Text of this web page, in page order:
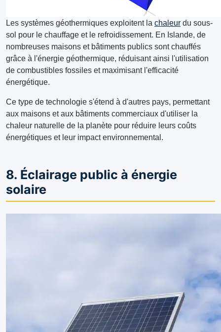
Les systèmes géothermiques exploitent la chaleur du sous-
sol pour le chauffage et le refroidissement. En Islande, de
nombreuses maisons et bâtiments publics sont chauffés
grâce à l'énergie géothermique, réduisant ainsi l'utilisation
de combustibles fossiles et maximisant l'efficacité
énergétique.
Ce type de technologie s'étend à d'autres pays, permettant
aux maisons et aux bâtiments commerciaux d'utiliser la
chaleur naturelle de la planète pour réduire leurs coûts
énergétiques et leur impact environnemental.
8. Éclairage public à énergie
solaire